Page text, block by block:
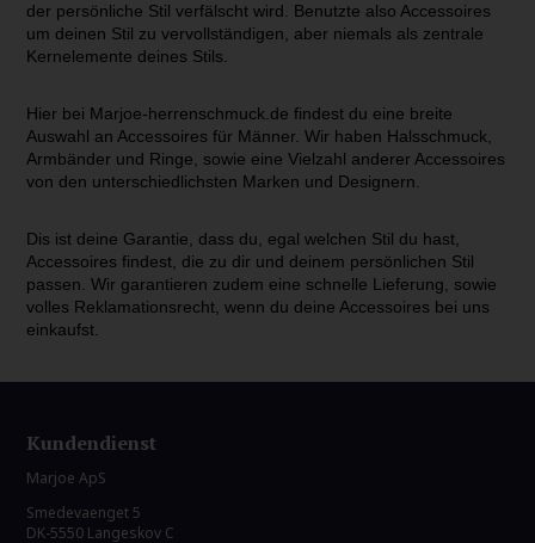
der persönliche Stil verfälscht wird. Benutzte also Accessoires
um deinen Stil zu vervollständigen, aber niemals als zentrale
Kernelemente deines Stils.
Hier bei Marjoe-herrenschmuck.de findest du eine breite
Auswahl an Accessoires für Männer. Wir haben Halsschmuck,
Armbänder und Ringe, sowie eine Vielzahl anderer Accessoires
von den unterschiedlichsten Marken und Designern.
Dis ist deine Garantie, dass du, egal welchen Stil du hast,
Accessoires findest, die zu dir und deinem persönlichen Stil
passen. Wir garantieren zudem eine schnelle Lieferung, sowie
volles Reklamationsrecht, wenn du deine Accessoires bei uns
einkaufst.
Kundendienst
Marjoe ApS
Smedevaenget 5
DK-5550 Langeskov C